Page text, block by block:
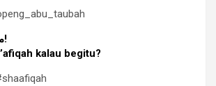
من هم الصعافقة ؟!
kalau begitu?